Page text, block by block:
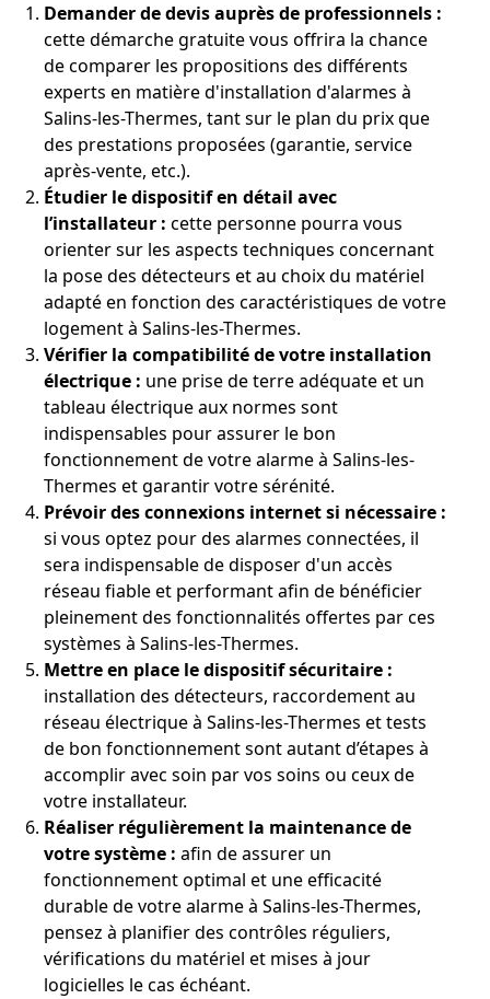
Demander de devis auprès de professionnels :
cette démarche gratuite vous offrira la chance
de comparer les propositions des différents
experts en matière d'installation d'alarmes à
Salins-les-Thermes, tant sur le plan du prix que
des prestations proposées (garantie, service
après-vente, etc.).
Étudier le dispositif en détail avec
l’installateur : cette personne pourra vous
orienter sur les aspects techniques concernant
la pose des détecteurs et au choix du matériel
adapté en fonction des caractéristiques de votre
logement à Salins-les-Thermes.
Vérifier la compatibilité de votre installation
électrique : une prise de terre adéquate et un
tableau électrique aux normes sont
indispensables pour assurer le bon
fonctionnement de votre alarme à Salins-les-
Thermes et garantir votre sérénité.
Prévoir des connexions internet si nécessaire :
si vous optez pour des alarmes connectées, il
sera indispensable de disposer d'un accès
réseau fiable et performant afin de bénéficier
pleinement des fonctionnalités offertes par ces
systèmes à Salins-les-Thermes.
Mettre en place le dispositif sécuritaire :
installation des détecteurs, raccordement au
réseau électrique à Salins-les-Thermes et tests
de bon fonctionnement sont autant d’étapes à
accomplir avec soin par vos soins ou ceux de
votre installateur.
Réaliser régulièrement la maintenance de
votre système : afin de assurer un
fonctionnement optimal et une efficacité
durable de votre alarme à Salins-les-Thermes,
pensez à planifier des contrôles réguliers,
vérifications du matériel et mises à jour
logicielles le cas échéant.